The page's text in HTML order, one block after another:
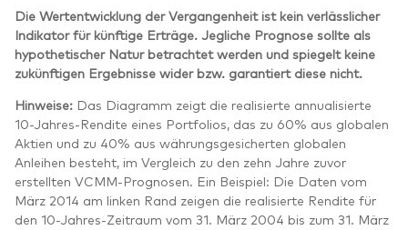
Die Wertentwicklung der Vergangenheit ist kein verlässlicher
Indikator für künftige Erträge. Jegliche Prognose sollte als
hypothetischer Natur betrachtet werden und spiegelt keine
zukünftigen Ergebnisse wider bzw. garantiert diese nicht.
Hinweise: Das Diagramm zeigt die realisierte annualisierte
10-Jahres-Rendite eines Portfolios, das zu 60% aus globalen
Aktien und zu 40% aus währungsgesicherten globalen
Anleihen besteht, im Vergleich zu den zehn Jahre zuvor
erstellten VCMM-Prognosen. Ein Beispiel: Die Daten vom
März 2014 am linken Rand zeigen die realisierte Rendite für
den 10-Jahres-Zeitraum vom 31. März 2004 bis zum 31. März